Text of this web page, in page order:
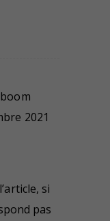
2021
si
pas